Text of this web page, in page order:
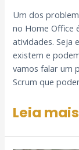
Um dos
no Home Office
atividades. Seja
existem e
vamos falar um
Scrum que
Leia